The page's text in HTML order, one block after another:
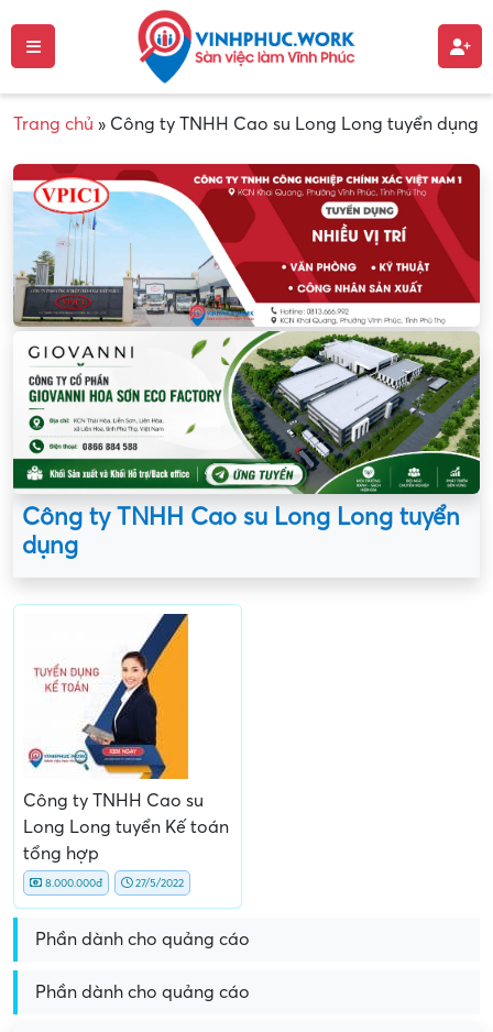
Trang chủ » Công ty TNHH Cao su Long Long tuyển dụng
Công ty TNHH Cao su Long Long tuyển
dụng
Công ty TNHH Cao su
Long Long tuyển Kế toán
tổng hợp
8.000.000đ 27/5/2022
Phần dành cho quảng cáo
Phần dành cho quảng cáo